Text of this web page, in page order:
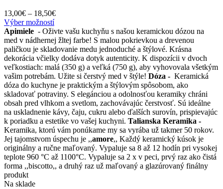
13,00€ – 18,50€Price
13,00€
through
18,50€
Výber možnostíTento
produkt
má
viacero
variantov.
Možnosti
si
môžete
vybrať
na
stránke
produktu.
Apimiele - Oživte vašu kuchyňu s našou keramickou dózou na
med v nádhernej žltej farbe! S malou pokrievkou a drevenou
paličkou je skladovanie medu jednoduché a štýlové. Krásna
dekorácia včielky dodáva dotyk autenticity. K dispozícii v dvoch
veľkostiach: malá (350 g) a veľká (750 g), aby vyhovovala všetkým
vašim potrebám. Užite si čerstvý med v štýle! Dóza - Keramická
dóza do kuchyne je praktickým a štýlovým spôsobom, ako
skladovať potraviny. S elegánciou a odolnosťou keramiky chráni
obsah pred vlhkom a svetlom, zachovávajúc čerstvosť. Sú ideálne
na uskladnenie kávy, čaju, cukru alebo ďalších surovín, prispievajúc
k poriadku a estetike vo vašej kuchyni. Talianska Keramika -
Keramika, ktorú vám ponúkame my sa vyrába už takmer 50 rokov.
Jej tajomstvom úspechu je ,,amore,, Každý keramický kúsok je
originálny a ručne maľovaný. Vypaluje sa 8 až 12 hodín pri vysokej
teplote 960 °C až 1100°C. Vypaluje sa 2 x v peci, prvý raz ako čistá
forma ,,biscotto,, a druhý raz už maľovaný a glazúrovaný finálny
produkt
Na sklade